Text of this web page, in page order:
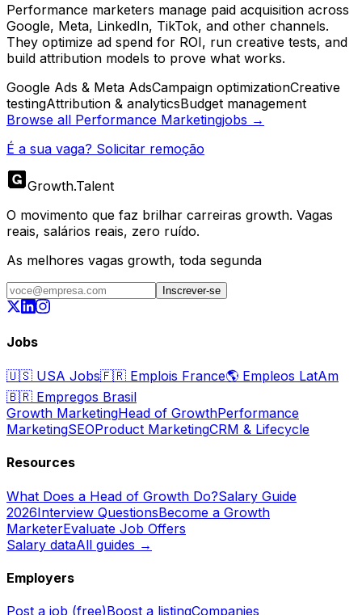
Performance marketers manage paid acquisition across
Google, Meta, LinkedIn, TikTok, and other channels.
They optimize ad spend for ROI, run creative tests, and
build attribution models to prove what works.
Google Ads & Meta AdsCampaign optimizationCreative
testingAttribution & analyticsBudget management
Browse all Performance Marketingjobs →
É a sua vaga? Solicitar remoção
Growth.Talent
O movimento que faz brilhar carreiras growth. Vagas
reais, salários reais, zero ruído.
As melhores vagas growth, toda segunda
Inscrever-se
Jobs
🇺🇸 USA Jobs🇫🇷 Emplois France🌎 Empleos LatAm
🇧🇷 Empregos Brasil
Growth MarketingHead of GrowthPerformance
MarketingSEOProduct MarketingCRM & Lifecycle
Resources
What Does a Head of Growth Do?Salary Guide
2026Interview QuestionsBecome a Growth
MarketerEvaluate Job Offers
Salary dataAll guides →
Employers
Post a job (free)Boost a listingCompanies